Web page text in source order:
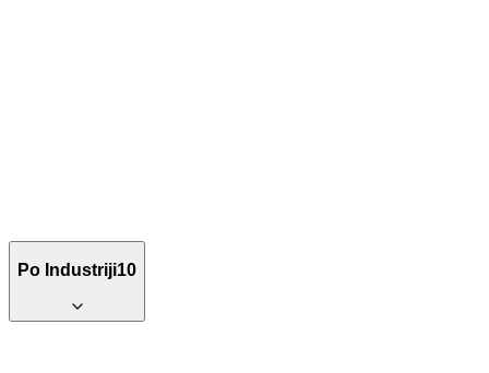
Po Industriji10